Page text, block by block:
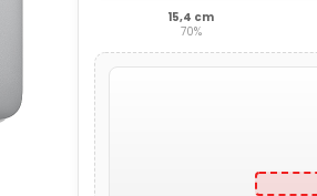
15,4 cm
70%